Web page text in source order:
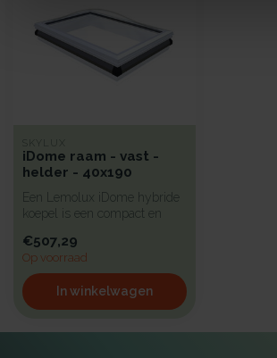
SKYLUX
iDome raam - vast -
helder - 40x190
Een Lemolux iDome hybride
koepel is een compact en
v...
€507,29
Op voorraad
In winkelwagen